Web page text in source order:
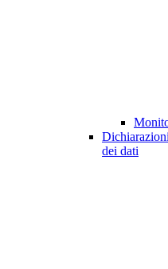
dei dati